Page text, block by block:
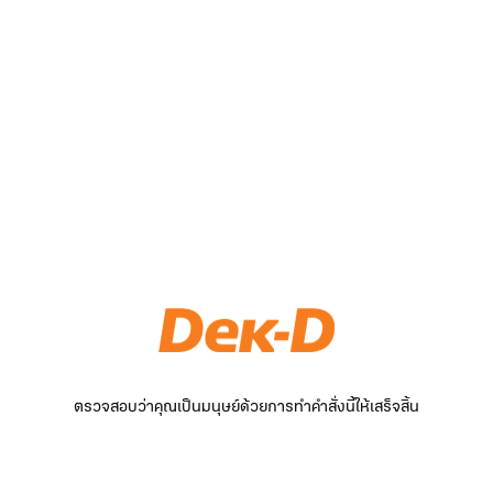
ตรวจสอบว่าคุณเป็นมนุษย์ด้วยการทำคำสั่งนี้ให้เสร็จสิ้น